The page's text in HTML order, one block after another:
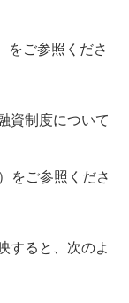
をご参照くださ
資制度について
）をご参照くださ
すると、次のよ